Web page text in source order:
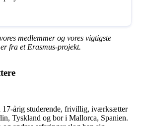
medlemmer og vores vigtigste
fra et Erasmus-projekt.
17-årig studerende, frivillig, iværksætter
Tyskland og bor i Mallorca, Spanien.